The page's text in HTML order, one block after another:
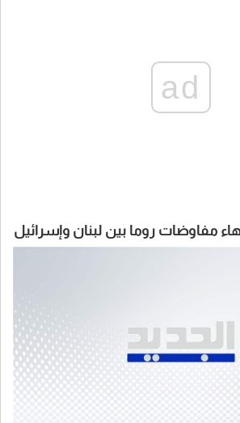
ad
مفاوضات روما بين لبنان وإسرائيل